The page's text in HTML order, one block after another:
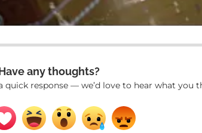
any thoughts?
quick response — we’d love to hear what you